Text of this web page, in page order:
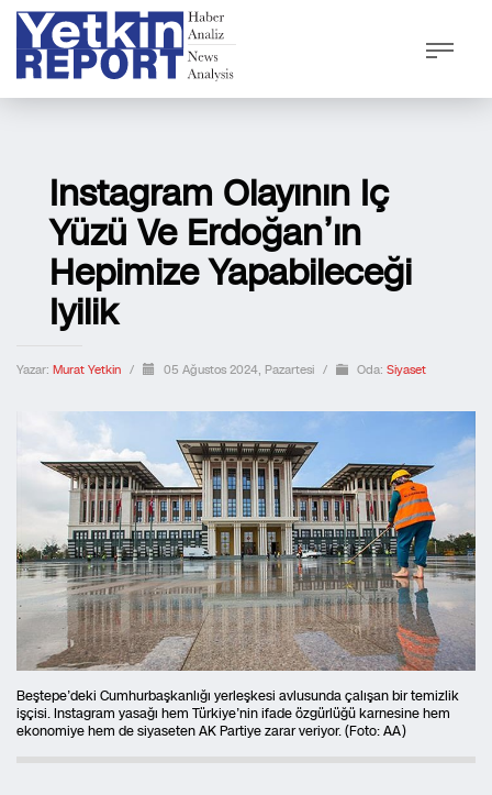
Instagram Olayının Iç
Yüzü Ve Erdoğan’ın
Hepimize Yapabileceği
Iyilik
Yazar: Murat Yetkin / 05 Ağustos 2024, Pazartesi / Oda: Siyaset
Beştepe’deki Cumhurbaşkanlığı yerleşkesi avlusunda çalışan bir temizlik
işçisi. Instagram yasağı hem Türkiye’nin ifade özgürlüğü karnesine hem
ekonomiye hem de siyaseten AK Partiye zarar veriyor. (Foto: AA)